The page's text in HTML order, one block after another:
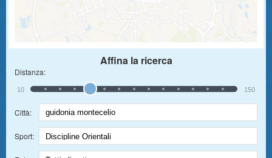
Affina la ricerca
Distanza:
10 150
Città:
Sport: